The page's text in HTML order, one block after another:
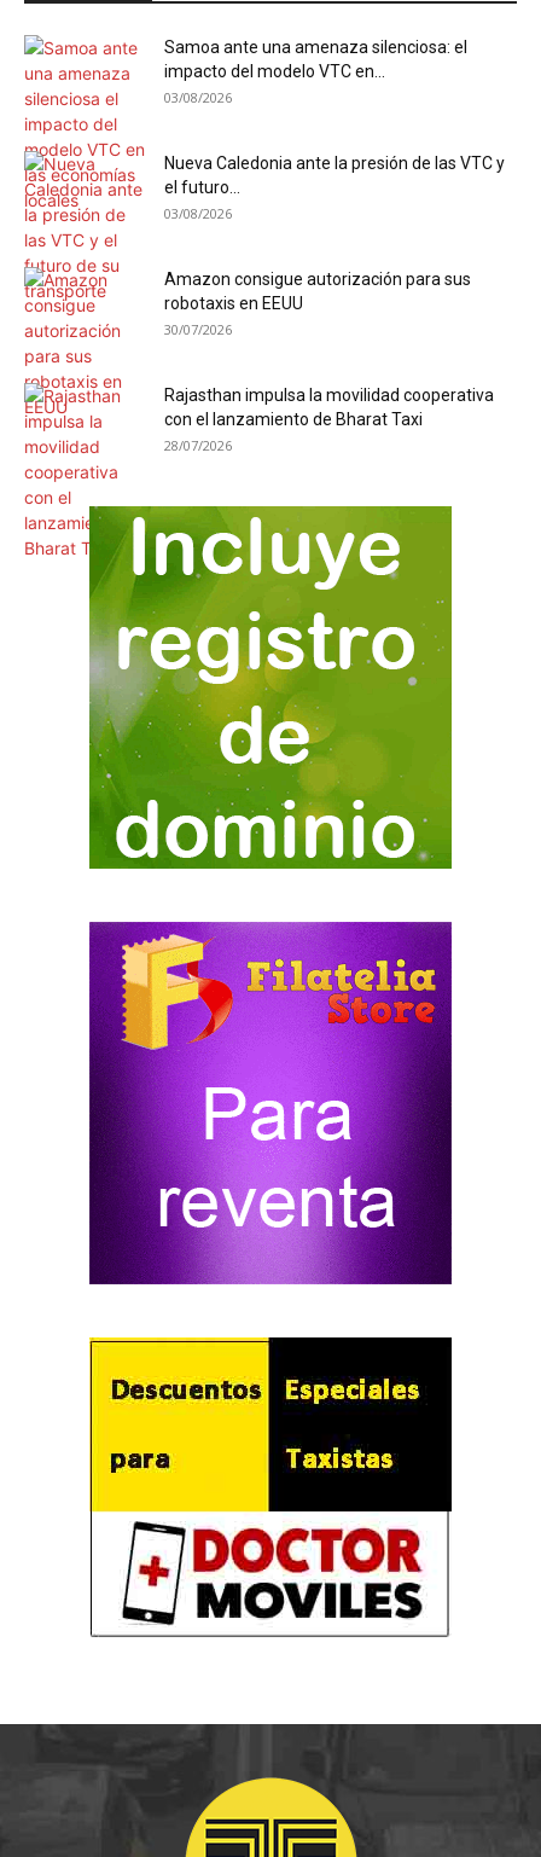
Samoa ante una amenaza silenciosa: el
impacto del modelo VTC en...
03/08/2026
Nueva Caledonia ante la presión de las VTC y
el futuro...
03/08/2026
Amazon consigue autorización para sus
robotaxis en EEUU
30/07/2026
Rajasthan impulsa la movilidad cooperativa
con el lanzamiento de Bharat Taxi
28/07/2026